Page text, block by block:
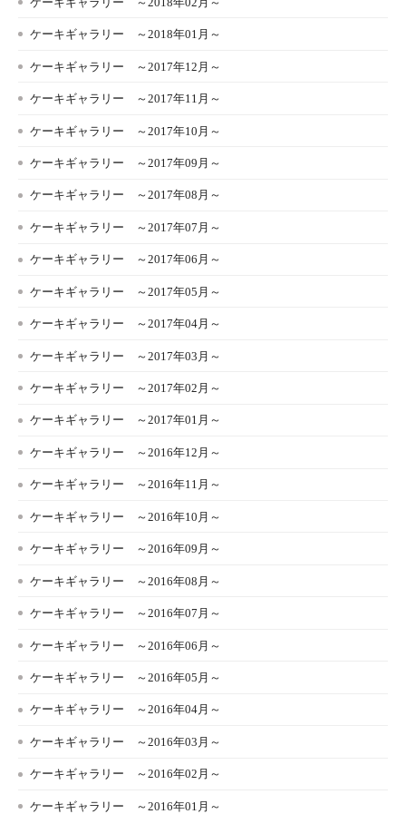
ケーキギャラリー ～2018年01月～
ケーキギャラリー ～2017年12月～
ケーキギャラリー ～2017年11月～
ケーキギャラリー ～2017年10月～
ケーキギャラリー ～2017年09月～
ケーキギャラリー ～2017年08月～
ケーキギャラリー ～2017年07月～
ケーキギャラリー ～2017年06月～
ケーキギャラリー ～2017年05月～
ケーキギャラリー ～2017年04月～
ケーキギャラリー ～2017年03月～
ケーキギャラリー ～2017年02月～
ケーキギャラリー ～2017年01月～
ケーキギャラリー ～2016年12月～
ケーキギャラリー ～2016年11月～
ケーキギャラリー ～2016年10月～
ケーキギャラリー ～2016年09月～
ケーキギャラリー ～2016年08月～
ケーキギャラリー ～2016年07月～
ケーキギャラリー ～2016年06月～
ケーキギャラリー ～2016年05月～
ケーキギャラリー ～2016年04月～
ケーキギャラリー ～2016年03月～
ケーキギャラリー ～2016年02月～
ケーキギャラリー ～2016年01月～